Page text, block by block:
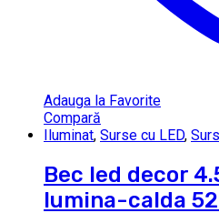
Adauga la Favorite
Compară
Iluminat, Surse cu LED,
Bec led decor
lumina-calda